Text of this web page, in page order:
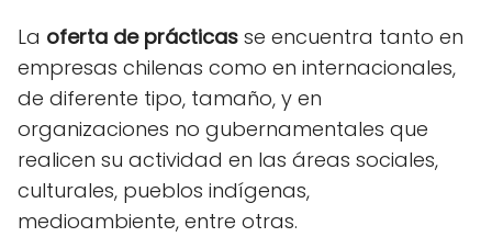
La oferta de prácticas se encuentra tanto en
empresas chilenas como en internacionales,
de diferente tipo, tamaño, y en
organizaciones no gubernamentales que
realicen su actividad en las áreas sociales,
culturales, pueblos indígenas,
medioambiente, entre otras.